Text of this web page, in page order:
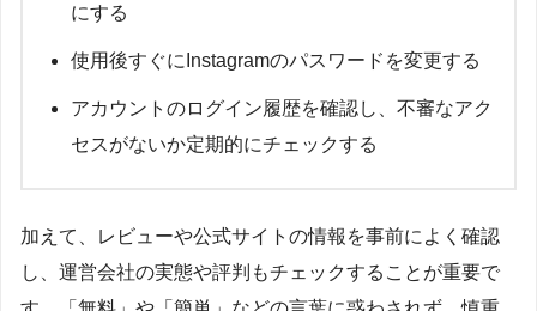
にする
使用後すぐにInstagramのパスワードを変更する
アカウントのログイン履歴を確認し、不審なアク
セスがないか定期的にチェックする
加えて、レビューや公式サイトの情報を事前によく確認
し、運営会社の実態や評判もチェックすることが重要で